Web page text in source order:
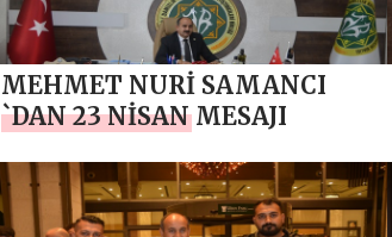
MEHMET NURİ SAMANCI
`DAN 23 NİSAN MESAJI